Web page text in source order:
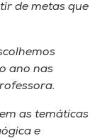
de metas que
ano nas
as temáticas
e